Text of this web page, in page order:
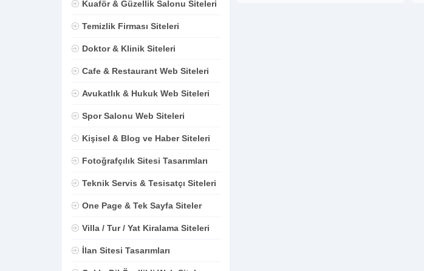
Kuaför & Güzellik Salonu Siteleri
Temizlik Firması Siteleri
Doktor & Klinik Siteleri
Cafe & Restaurant Web Siteleri
Avukatlık & Hukuk Web Siteleri
Spor Salonu Web Siteleri
Kişisel & Blog ve Haber Siteleri
Fotoğrafçılık Sitesi Tasarımları
Teknik Servis & Tesisatçı Siteleri
One Page & Tek Sayfa Siteler
Villa / Tur / Yat Kiralama Siteleri
İlan Sitesi Tasarımları